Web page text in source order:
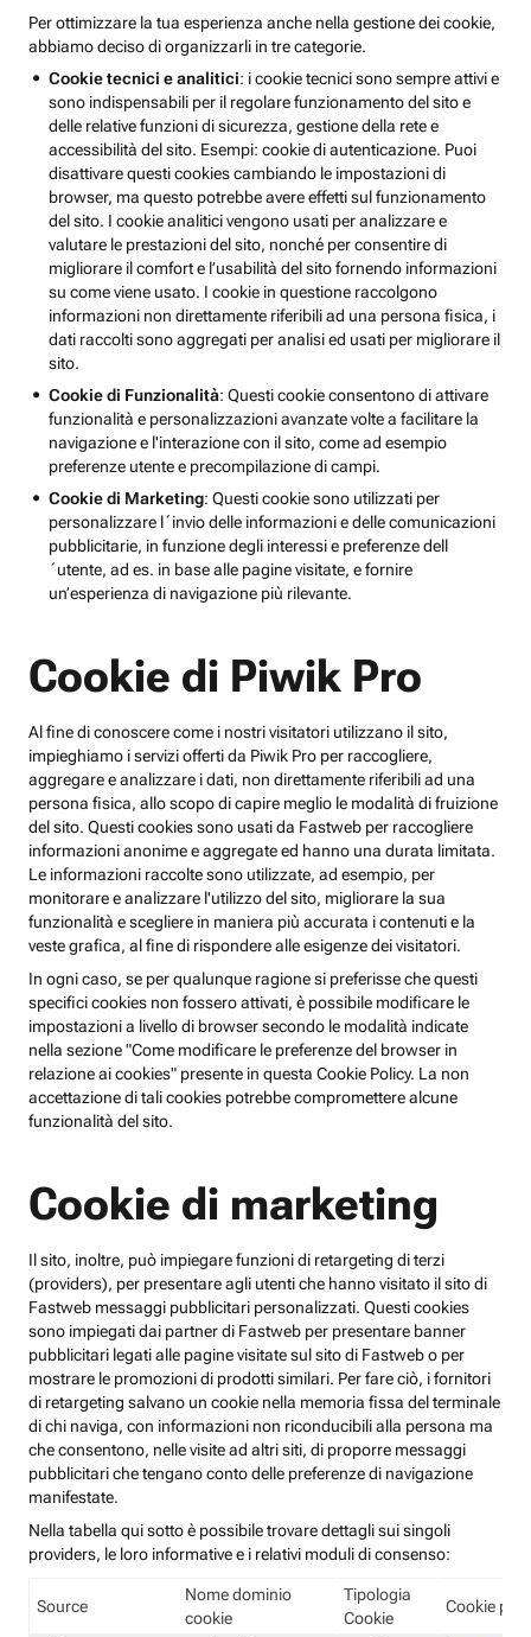
Per ottimizzare la tua esperienza anche nella gestione dei cookie,
abbiamo deciso di organizzarli in tre categorie.
Cookie tecnici e analitici: i cookie tecnici sono sempre attivi e
sono indispensabili per il regolare funzionamento del sito e
delle relative funzioni di sicurezza, gestione della rete e
accessibilità del sito. Esempi: cookie di autenticazione. Puoi
disattivare questi cookies cambiando le impostazioni di
browser, ma questo potrebbe avere effetti sul funzionamento
del sito. I cookie analitici vengono usati per analizzare e
valutare le prestazioni del sito, nonché per consentire di
migliorare il comfort e l’usabilità del sito fornendo informazioni
su come viene usato. I cookie in questione raccolgono
informazioni non direttamente riferibili ad una persona fisica, i
dati raccolti sono aggregati per analisi ed usati per migliorare il
sito.
Cookie di Funzionalità: Questi cookie consentono di attivare
funzionalità e personalizzazioni avanzate volte a facilitare la
navigazione e l'interazione con il sito, come ad esempio
preferenze utente e precompilazione di campi.
Cookie di Marketing: Questi cookie sono utilizzati per
personalizzare l´invio delle informazioni e delle comunicazioni
pubblicitarie, in funzione degli interessi e preferenze dell
´utente, ad es. in base alle pagine visitate, e fornire
un’esperienza di navigazione più rilevante.
Cookie di Piwik Pro
Al fine di conoscere come i nostri visitatori utilizzano il sito,
impieghiamo i servizi offerti da Piwik Pro per raccogliere,
aggregare e analizzare i dati, non direttamente riferibili ad una
persona fisica, allo scopo di capire meglio le modalità di fruizione
del sito. Questi cookies sono usati da Fastweb per raccogliere
informazioni anonime e aggregate ed hanno una durata limitata.
Le informazioni raccolte sono utilizzate, ad esempio, per
monitorare e analizzare l'utilizzo del sito, migliorare la sua
funzionalità e scegliere in maniera più accurata i contenuti e la
veste grafica, al fine di rispondere alle esigenze dei visitatori.
In ogni caso, se per qualunque ragione si preferisse che questi
specifici cookies non fossero attivati, è possibile modificare le
impostazioni a livello di browser secondo le modalità indicate
nella sezione "Come modificare le preferenze del browser in
relazione ai cookies" presente in questa Cookie Policy. La non
accettazione di tali cookies potrebbe compromettere alcune
funzionalità del sito.
Cookie di marketing
Il sito, inoltre, può impiegare funzioni di retargeting di terzi
(providers), per presentare agli utenti che hanno visitato il sito di
Fastweb messaggi pubblicitari personalizzati. Questi cookies
sono impiegati dai partner di Fastweb per presentare banner
pubblicitari legati alle pagine visitate sul sito di Fastweb o per
mostrare le promozioni di prodotti similari. Per fare ciò, i fornitori
di retargeting salvano un cookie nella memoria fissa del terminale
di chi naviga, con informazioni non riconducibili alla persona ma
che consentono, nelle visite ad altri siti, di proporre messaggi
pubblicitari che tengano conto delle preferenze di navigazione
manifestate.
Nella tabella qui sotto è possibile trovare dettagli sui singoli
providers, le loro informative e i relativi moduli di consenso:
Source
Nome dominio
cookie
Tipologia
Cookie
Cookie